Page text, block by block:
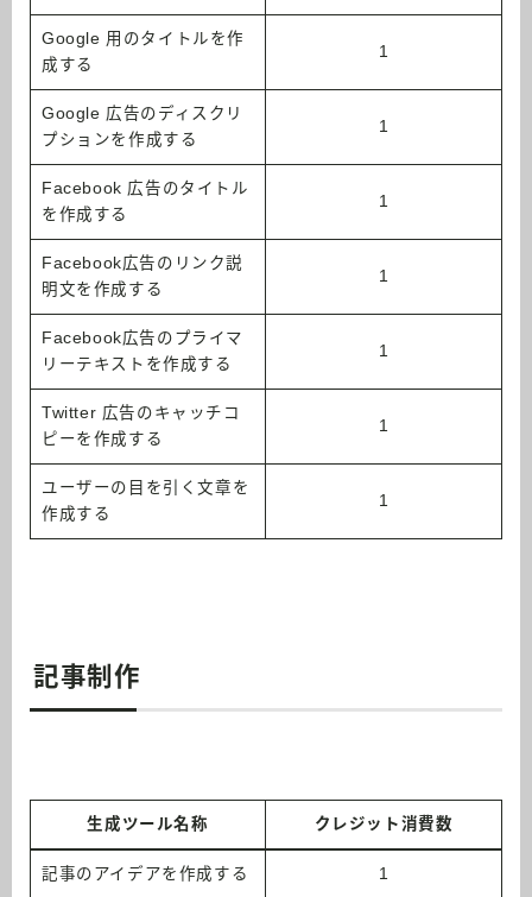
Google 用のタイトルを作
成する
1
Google 広告のディスクリ
プションを作成する
1
Facebook 広告のタイトル
を作成する
1
Facebook広告のリンク説
明文を作成する
1
Facebook広告のプライマ
リーテキストを作成する
1
Twitter 広告のキャッチコ
ピーを作成する
1
ユーザーの目を引く文章を
作成する
1
記事制作
生成ツール名称 クレジット消費数
記事のアイデアを作成する 1